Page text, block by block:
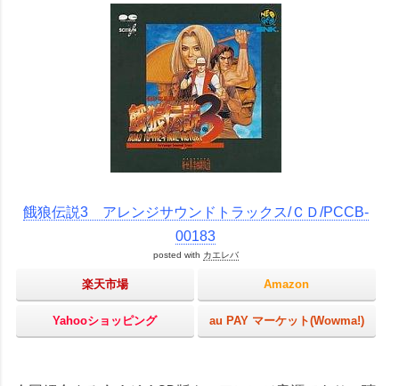
餓狼伝説3 アレンジサウンドトラックス/ＣＤ/PCCB-
00183
posted with カエレバ
楽天市場 Amazon
Yahooショッピング au PAY マーケット(Wowma!)